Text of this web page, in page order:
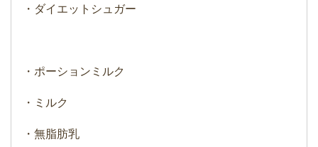
・ダイエットシュガー
・ポーションミルク
・ミルク
・無脂肪乳